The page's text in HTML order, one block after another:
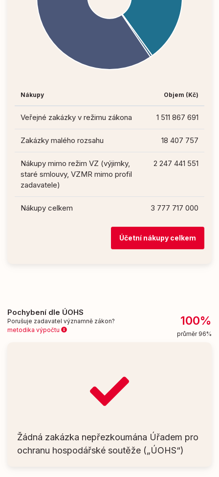
Nákupy Objem (Kč)
Veřejné zakázky v režimu zákona 1 511 867 691
Zakázky malého rozsahu 18 407 757
Nákupy mimo režim VZ (výjimky,
staré smlouvy, VZMR mimo profil
zadavatele)
2 247 441 551
Nákupy celkem 3 777 717 000
Účetní nákupy celkem
Pochybení dle ÚOHS
Porušuje zadavatel významně zákon?
metodika výpočtu
100%
průměr 96%
Žádná zakázka nepřezkoumána Úřadem pro
ochranu hospodářské soutěže („ÚOHS“)